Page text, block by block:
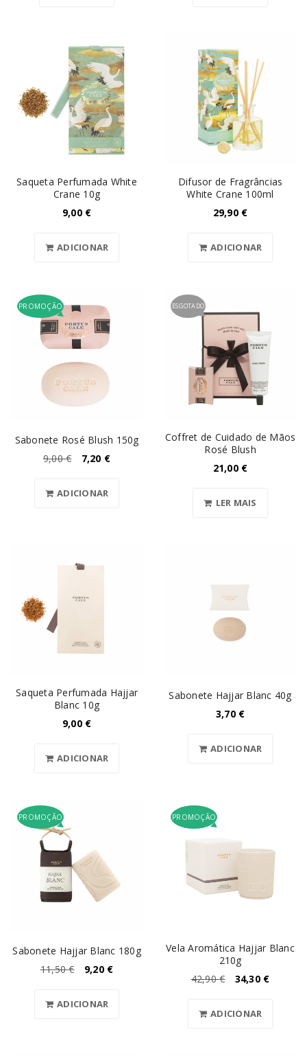
Saqueta Perfumada White
Crane 10g
9,00 €
ADICIONAR
Difusor de Fragrâncias
White Crane 100ml
29,90 €
ADICIONAR
PROMOÇÃO
Sabonete Rosé Blush 150g
9,00€ 7,20 €
ADICIONAR
ESGOTADO
Coffret de Cuidado de Mãos
Rosé Blush
21,00 €
LER MAIS
Saqueta Perfumada Hajjar
Blanc 10g
9,00 €
ADICIONAR
Sabonete Hajjar Blanc 40g
3,70 €
ADICIONAR
PROMOÇÃO
Sabonete Hajjar Blanc 180g
11,50€ 9,20 €
ADICIONAR
PROMOÇÃO
Vela Aromática Hajjar Blanc
210g
42,90€ 34,30 €
ADICIONAR